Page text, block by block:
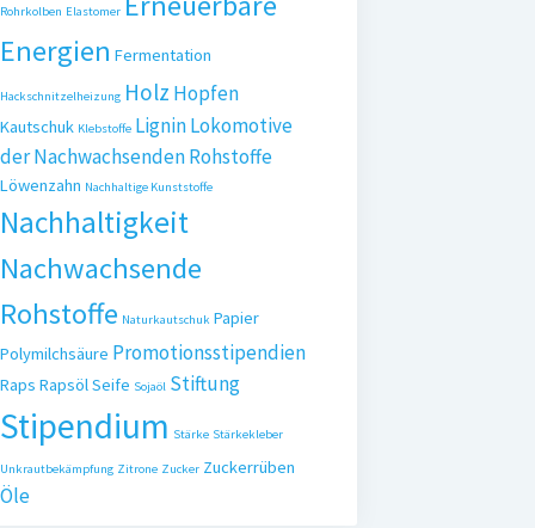
Rohrkolben Elastomer
Energien Fermentation
Hackschnitzelheizung Holz Hopfen
Kautschuk Klebstoffe LigninLokomotive
der Nachwachsenden Rohstoffe
Löwenzahn Nachhaltige Kunststoffe
Nachhaltigkeit
Nachwachsende
Rohstoffe Naturkautschuk Papier
Polymilchsäure Promotionsstipendien
Raps RapsölSeife Sojaöl Stiftung
Stipendium Stärke Stärkekleber
Unkrautbekämpfung Zitrone Zucker Zuckerrüben
Öle